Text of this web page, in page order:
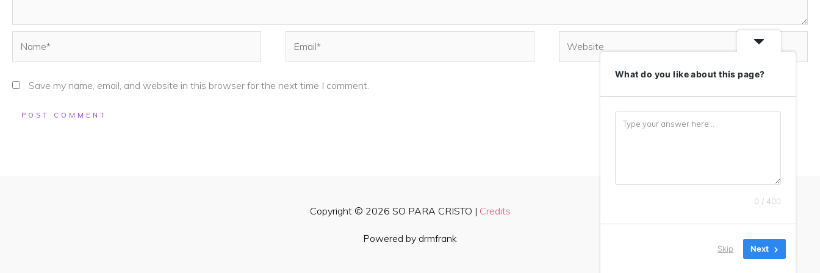
Save my name, email, and website in this browser for the next time I comment.
Copyright © 2026 SO PARA CRISTO | Credits
Powered by drmfrank
What do you like about this page?
0 / 400
Skip Next